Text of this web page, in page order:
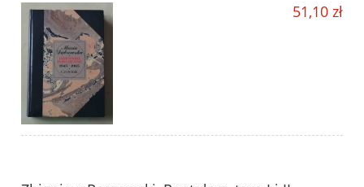
51,10 zł